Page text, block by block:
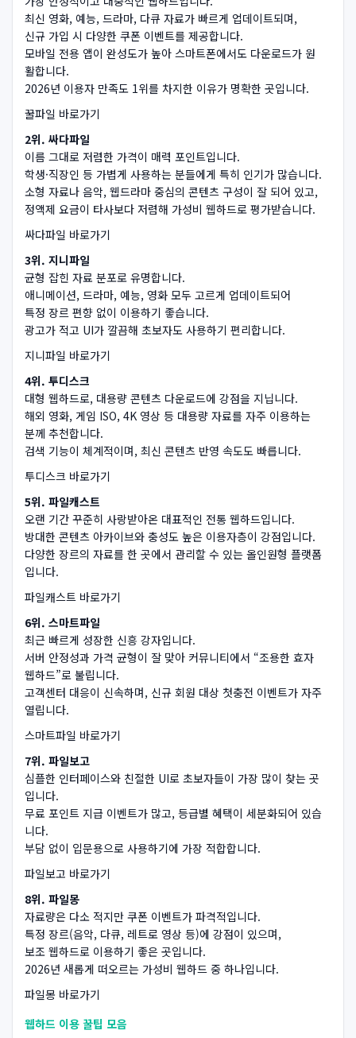
최신 영화, 예능, 드라마, 다큐 자료가 빠르게 업데이트되며,
신규 가입 시 다양한 쿠폰 이벤트를 제공합니다.
모바일 전용 앱이 완성도가 높아 스마트폰에서도 다운로드가 원
활합니다.
2026년 이용자 만족도 1위를 차지한 이유가 명확한 곳입니다.
꿀파일 바로가기
2위. 싸다파일
이름 그대로 저렴한 가격이 매력 포인트입니다.
학생·직장인 등 가볍게 사용하는 분들에게 특히 인기가 많습니다.
소형 자료나 음악, 웹드라마 중심의 콘텐츠 구성이 잘 되어 있고,
정액제 요금이 타사보다 저렴해 가성비 웹하드로 평가받습니다.
싸다파일 바로가기
3위. 지니파일
균형 잡힌 자료 분포로 유명합니다.
애니메이션, 드라마, 예능, 영화 모두 고르게 업데이트되어
특정 장르 편향 없이 이용하기 좋습니다.
광고가 적고 UI가 깔끔해 초보자도 사용하기 편리합니다.
지니파일 바로가기
4위. 투디스크
대형 웹하드로, 대용량 콘텐츠 다운로드에 강점을 지닙니다.
해외 영화, 게임 ISO, 4K 영상 등 대용량 자료를 자주 이용하는
분께 추천합니다.
검색 기능이 체계적이며, 최신 콘텐츠 반영 속도도 빠릅니다.
투디스크 바로가기
5위. 파일캐스트
오랜 기간 꾸준히 사랑받아온 대표적인 전통 웹하드입니다.
방대한 콘텐츠 아카이브와 충성도 높은 이용자층이 강점입니다.
다양한 장르의 자료를 한 곳에서 관리할 수 있는 올인원형 플랫폼
입니다.
파일캐스트 바로가기
6위. 스마트파일
최근 빠르게 성장한 신흥 강자입니다.
서버 안정성과 가격 균형이 잘 맞아 커뮤니티에서 “조용한 효자
웹하드”로 불립니다.
고객센터 대응이 신속하며, 신규 회원 대상 첫충전 이벤트가 자주
열립니다.
스마트파일 바로가기
7위. 파일보고
심플한 인터페이스와 친절한 UI로 초보자들이 가장 많이 찾는 곳
입니다.
무료 포인트 지급 이벤트가 많고, 등급별 혜택이 세분화되어 있습
니다.
부담 없이 입문용으로 사용하기에 가장 적합합니다.
파일보고 바로가기
8위. 파일몽
자료량은 다소 적지만 쿠폰 이벤트가 파격적입니다.
특정 장르(음악, 다큐, 레트로 영상 등)에 강점이 있으며,
보조 웹하드로 이용하기 좋은 곳입니다.
2026년 새롭게 떠오르는 가성비 웹하드 중 하나입니다.
파일몽 바로가기
웹하드 이용 꿀팁 모음